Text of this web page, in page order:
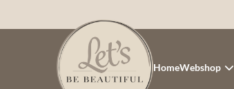
HomeWebshop